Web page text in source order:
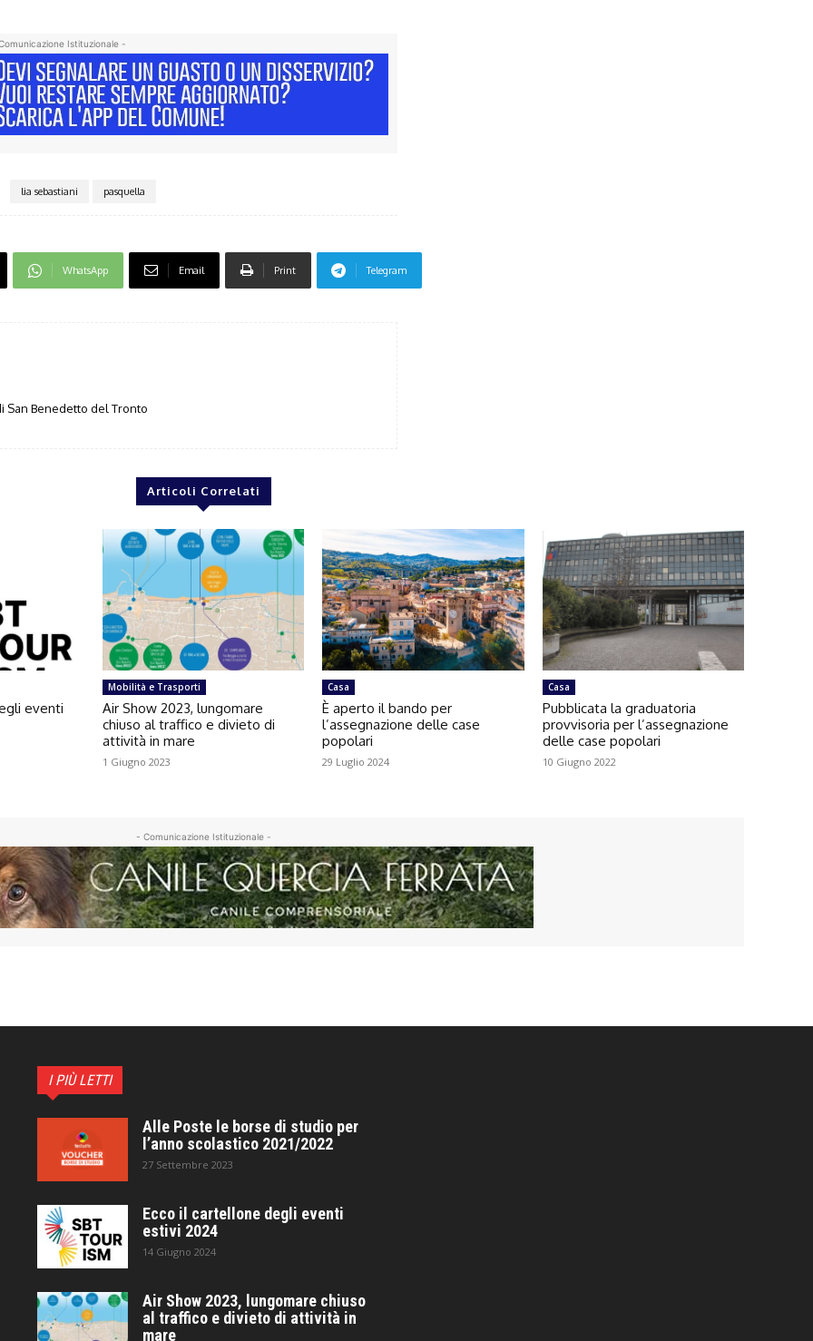
Istituzionale -
lia sebastiani pasquella
WhatsApp Email Print Telegram
San Benedetto del Tronto
Articoli Correlati
eventi
Mobilità e Trasporti
Air Show 2023, lungomare
chiuso al traffico e divieto di
attività in mare
1 Giugno 2023
Casa
È aperto il bando per
l’assegnazione delle case
popolari
29 Luglio 2024
Casa
Pubblicata la graduatoria
provvisoria per l’assegnazione
delle case popolari
10 Giugno 2022
- Comunicazione Istituzionale -
I PIÙ LETTI
Alle Poste le borse di studio per
l’anno scolastico 2021/2022
27 Settembre 2023
Ecco il cartellone degli eventi
estivi 2024
14 Giugno 2024
Air Show 2023, lungomare chiuso
al traffico e divieto di attività in
mare